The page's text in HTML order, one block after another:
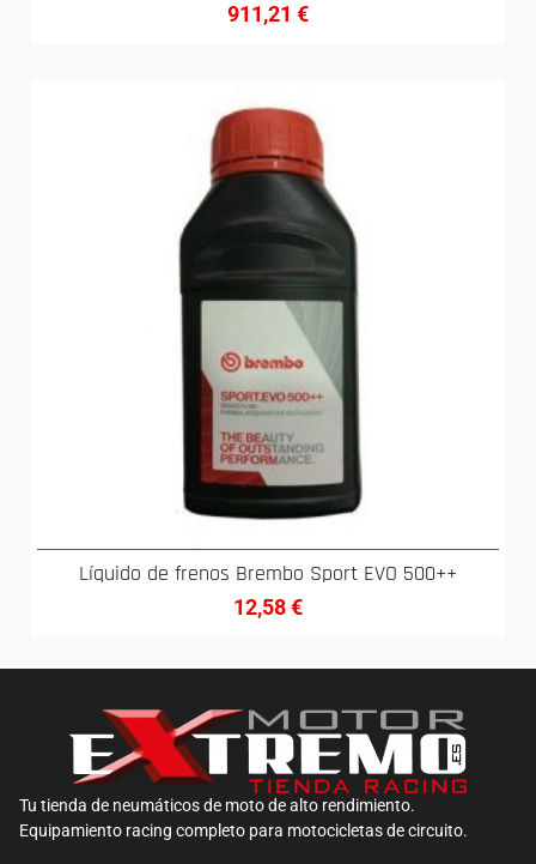
911,21 €
Líquido de frenos Brembo Sport EVO 500++
12,58€
Tu tienda de neumáticos de moto de alto rendimiento.
Equipamiento racing completo para motocicletas de circuito.